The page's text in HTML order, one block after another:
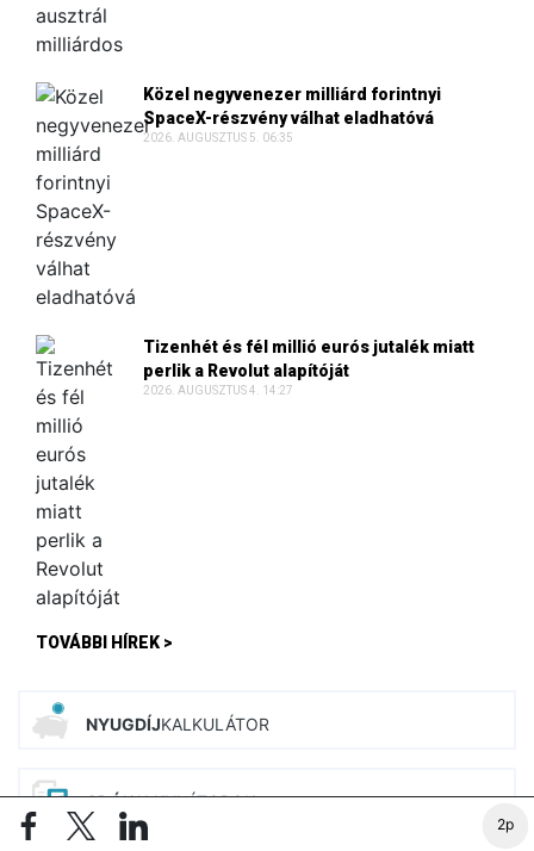
2p
Közel negyvenezer milliárd forintnyi
SpaceX-részvény válhat eladhatóvá
2026. AUGUSZTUS 5. 06:35
Tizenhét és fél millió eurós jutalék miatt
perlik a Revolut alapítóját
2026. AUGUSZTUS 4. 14:27
TOVÁBBI HÍREK >
NYUGDÍJKALKULÁTOR
ADÓKALKULÁTOROK